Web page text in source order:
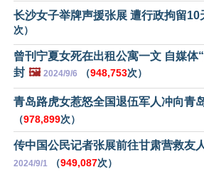
长沙女子举牌声援张展 遭行政拘留10
次）
曾刊宁夏女死在出租公寓一文 自媒体
封 🖼️ 2024/9/6 （948,753次）
青岛路虎女惹怒全国退伍军人冲向青
（978,899次）
传中国公民记者张展前往甘肃营救友
2024/9/1 （949,087次）